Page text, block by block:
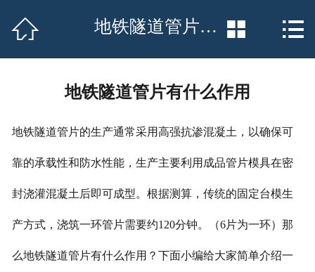
厂房场景
荣誉资质
产品中心
新闻中心
公司简介
 地铁隧道管片有什么作用  
地铁隧道管片有什么作用
地铁隧道管片的生产通常采用高强抗渗混凝土，以确保可
靠的承载性和防水性能，生产主要利用成品管片模具在密
封浇灌混凝土后即可成型。根据测算，传统的固定台模生
产方式，浇筑一环管片需要约120分钟。（6片为一环）那
么地铁隧道管片有什么作用？下面小编给大家简单介绍一